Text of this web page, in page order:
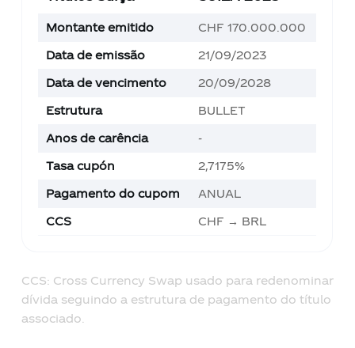
Montante emitido CHF 170.000.000
Data de emissão 21/09/2023
Data de vencimento 20/09/2028
Estrutura BULLET
Anos de carência -
Tasa cupón 2,7175%
Pagamento do cupom ANUAL
CCS CHF → BRL
CCS: Cross Currency Swap usado para redenominar
dívida seguindo a estrutura de pagamento do título
associado.